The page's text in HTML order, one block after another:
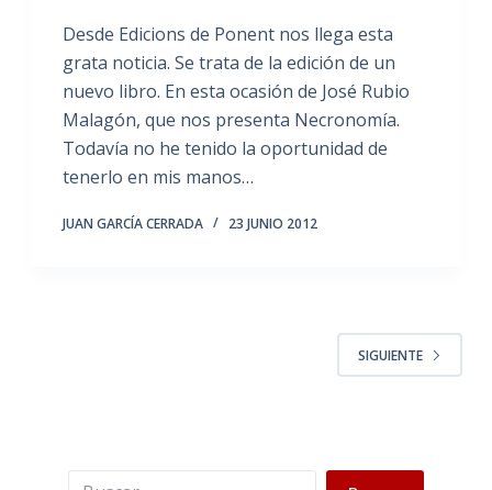
Desde Edicions de Ponent nos llega esta
grata noticia. Se trata de la edición de un
nuevo libro. En esta ocasión de José Rubio
Malagón, que nos presenta Necronomía.
Todavía no he tenido la oportunidad de
tenerlo en mis manos…
JUAN GARCÍA CERRADA 23 JUNIO 2012
SIGUIENTE
Buscar